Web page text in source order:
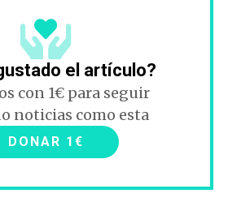
el artículo?
con 1€ para seguir
noticias como esta
DONAR 1€